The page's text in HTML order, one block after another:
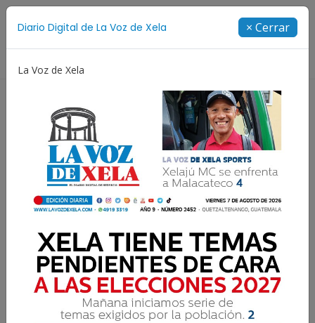
Diario Digital de La Voz de Xela × Cerrar
La Voz de Xela
Alias chuma es
trasladado a la capital:
extraditable número 27